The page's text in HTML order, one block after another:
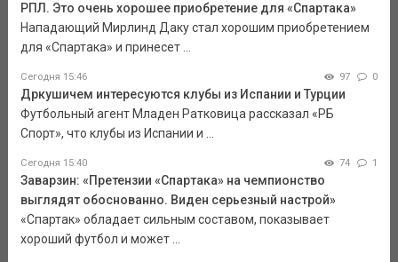
РПЛ. Это очень хорошее приобретение для «Спартака»
Нападающий Мирлинд Даку стал хорошим приобретением
для «Спартака» и принесет ...
Сегодня 15:46 97 0
Дркушичем интересуются клубы из Испании и Турции
Футбольный агент Младен Ратковица рассказал «РБ
Спорт», что клубы из Испании и ...
Сегодня 15:40 74 1
Заварзин: «Претензии «Спартака» на чемпионство
выглядят обоснованно. Виден серьезный настрой»
«Спартак» обладает сильным составом, показывает
хороший футбол и может ...